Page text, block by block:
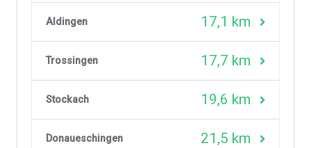
Aldingen 17,1 km
Trossingen 17,7 km
Stockach 19,6 km
Donaueschingen 21,5 km